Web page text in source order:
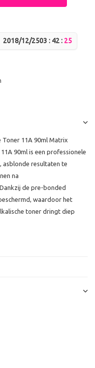
2018/12/2503 : 42: 25
11A 90ml Matrix
90ml is een professionele
asblonde resultaten te
na
de pre-bonded
waardoor het
toner dringt diep